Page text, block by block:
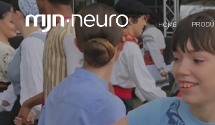
HOME